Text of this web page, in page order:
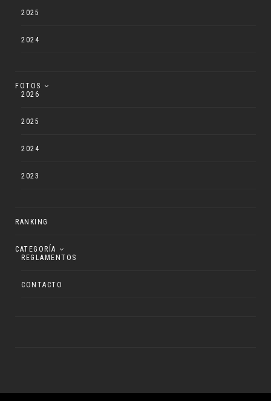
2025
2024
FOTOS
2026
2025
2024
2023
RANKING
CATEGORÍA
REGLAMENTOS
CONTACTO